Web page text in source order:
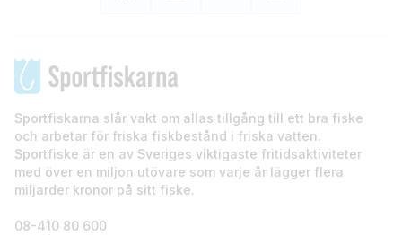
Sportfiskarna slår vakt om allas tillgång till ett bra fiske
och arbetar för friska fiskbestånd i friska vatten.
Sportfiske är en av Sveriges viktigaste fritidsaktiviteter
med över en miljon utövare som varje år lägger flera
miljarder kronor på sitt fiske.
08-410 80 600